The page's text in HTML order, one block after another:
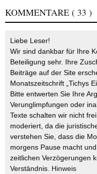
KOMMENTARE ( 33 )
Liebe Leser!
Wir sind dankbar für Ihre
Beteiligung sehr. Ihre
Beiträge auf der Site
Monatszeitschrift „Tichys
Bitte entwerten Sie Ihre
Verunglimpfungen oder
Texte schalten wir nicht
moderiert, da die
verstehen Sie, dass die
morgens Pause macht
zeitlichen Verzögerungen
Verständnis. Hinweis